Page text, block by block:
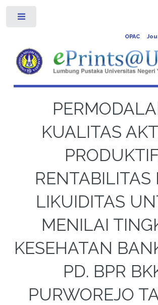
OPAC
KUALITAS
RENTABILITAS
LIKUIDITAS
MENILAI
KESEHATAN
PD. BPR
PURWOREJO